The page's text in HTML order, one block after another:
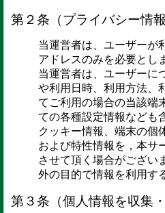
第２条（プライバシー情
当運営者は、ユーザーが
アドレスのみを必要とし
当運営者は、ユーザーに
や利用日時、利用方法、
てご利用の場合の当該端
ての各種設定情報なども
クッキー情報、端末の個
および特性情報を，本サ
させて頂く場合がござい
外の目的で情報を利用す
第３条（個人情報を収集